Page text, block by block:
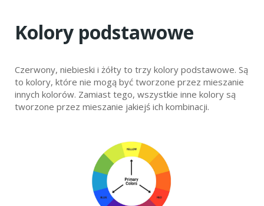
Kolory podstawowe
Czerwony, niebieski i żółty to trzy kolory podstawowe. Są
to kolory, które nie mogą być tworzone przez mieszanie
innych kolorów. Zamiast tego, wszystkie inne kolory są
tworzone przez mieszanie jakiejś ich kombinacji.